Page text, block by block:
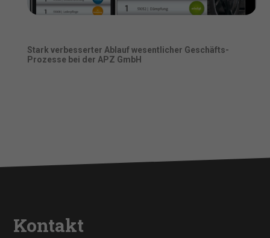
Stark verbesserter Ablauf wesentlicher Geschäfts-
Prozesse bei der APZ GmbH
Kontakt